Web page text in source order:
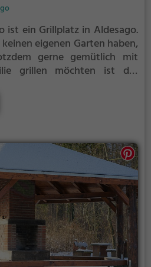
ist ein Grillplatz in Aldesago.
eigenen Garten haben,
gerne gemütlich mit
grillen möchten ist der